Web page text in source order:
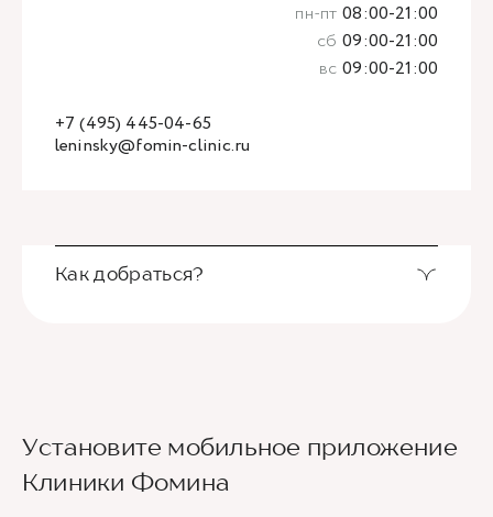
leninsky@fomin-clinic.ru
+7 (495) 445-04-65
пн-пт 08:00-21:00
сб 09:00-21:00
вс 09:00-21:00
Как добраться?
второй вестибюль, далее направо. По улице
Новаторов движемся прямо, спускаемся по
лестнице и идем вдоль школ (путь лежит между
Установите мобильное приложение
Клиники Фомина